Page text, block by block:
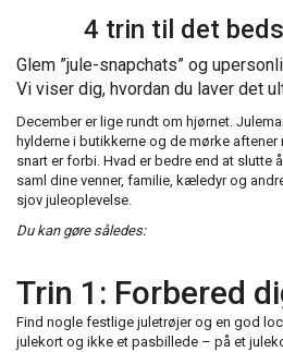
4 trin til det
Glem ”jule-snapchats” og
Vi viser dig, hvordan du laver det
December er lige rundt om hjørnet.
hylderne i butikkerne og de mørke
snart er forbi. Hvad er bedre end at slutte
saml dine venner, familie, kæledyr og
sjov juleoplevelse.
Du kan gøre således:
Trin 1: Forbered
Find nogle festlige juletrøjer og en god
julekort og ikke et pasbillede – på et